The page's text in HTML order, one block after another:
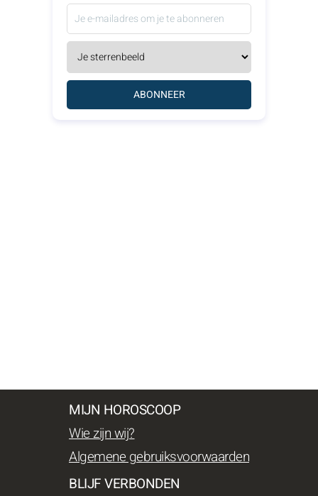
ABONNEER
MIJN HOROSCOOP
Wie zijn wij?
Algemene gebruiksvoorwaarden
BLIJF VERBONDEN